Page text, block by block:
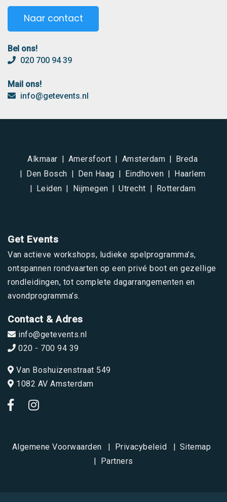
Naar contact
Bel ons!
020 700 94 39
Mail ons!
info@getevents.nl
Alkmaar Amersfoort Amsterdam
Breda
Den Bosch
Den Haag Eindhoven
Haarlem
Leiden
Nijmegen Utrecht Rotterdam
Get Events
Van actieve workshops, ludieke spelprogramma’s,
ontspannen rondvaarten op een privé boot en gezellige
rondleidingen, tot complete dagarrangementen en
avondprogramma’s.
Contact & Adres
info@getevents.nl
020 - 700 94 39
Van Boshuizenstraat 549
1082 AV Amsterdam
Algemene Voorwaarden Privacybeleid
Sitemap
Partners